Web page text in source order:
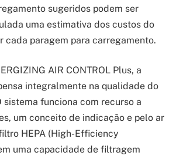
sugeridos podem ser
uma estimativa dos custos do
cada paragem para carregamento.
AIR CONTROL Plus, a
integralmente na qualidade do
sistema funciona com recurso a
um conceito de indicação e pelo ar
HEPA (High-Efficiency
uma capacidade de filtragem